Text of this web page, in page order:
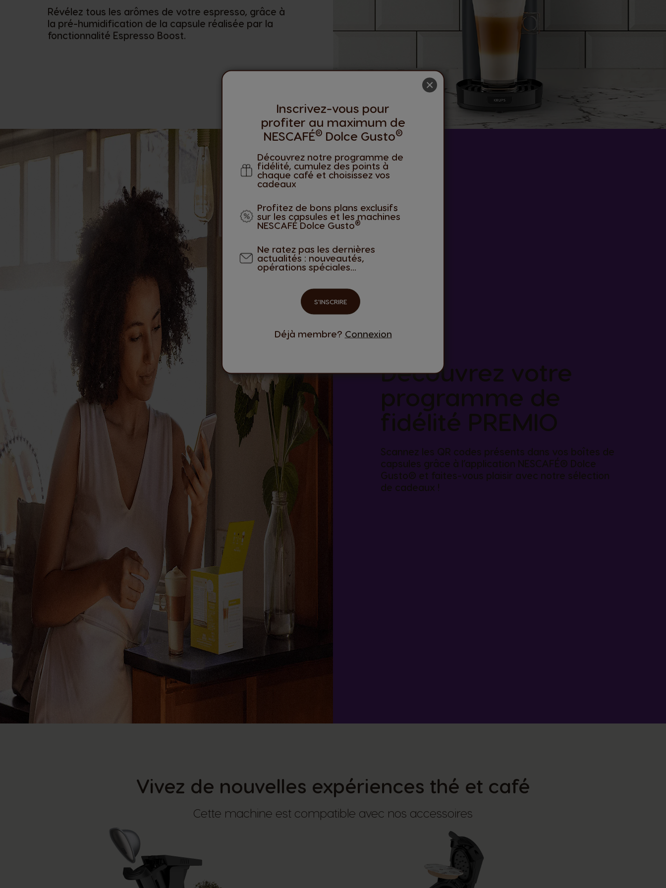
Révélez tous les arômes de votre espresso, grâce à
la pré-humidification de la capsule réalisée par la
fonctionnalité Espresso Boost.
Découvrez votre
programme de
fidélité PREMIO
Scannez les QR codes présents dans vos boîtes de
capsules grâce à l’application NESCAFÉ® Dolce
Gusto® et faites-vous plaisir avec notre sélection
de cadeaux !
Vivez de nouvelles expériences thé et café
Cette machine est compatible avec nos accessoires
×
Inscrivez-vous pour
profiter au maximum de
NESCAFÉ® Dolce Gusto®
Découvrez notre programme de
fidélité, cumulez des points à
chaque café et choisissez vos
cadeaux
Profitez de bons plans exclusifs
sur les capsules et les machines
NESCAFÉ Dolce Gusto®
Ne ratez pas les dernières
actualités : nouveautés,
opérations spéciales...
S'INSCRIRE
Déjà membre? Connexion